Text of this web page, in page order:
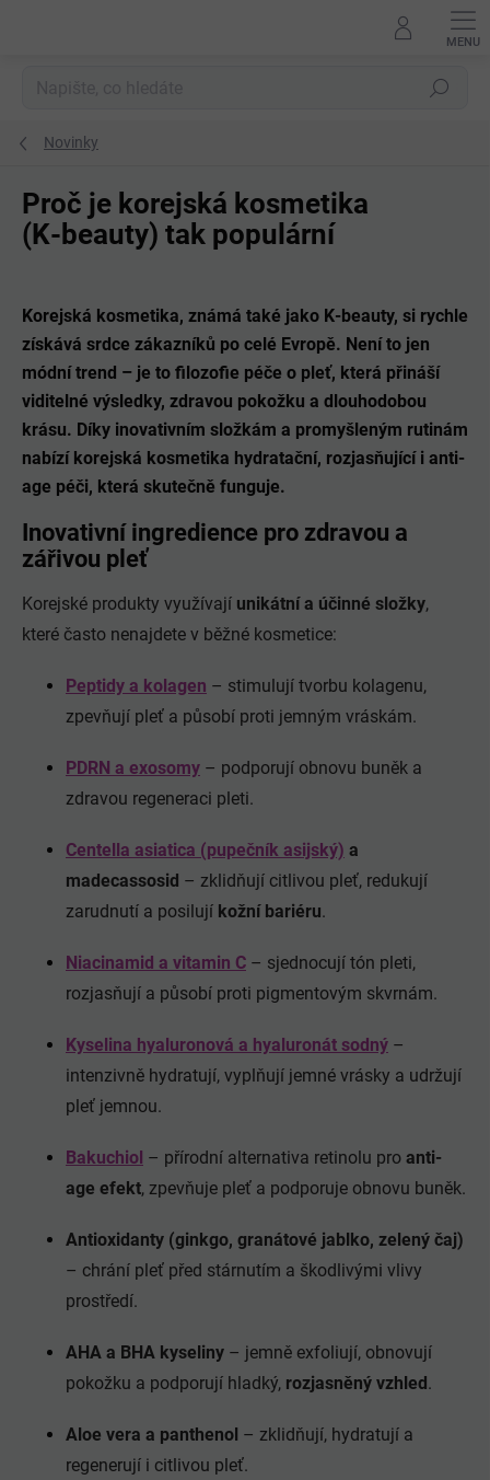
Hledat
Novinky
Proč je korejská kosmetika
(K‑beauty) tak populární
Korejská kosmetika, známá také jako K‑beauty, si rychle
získává srdce zákazníků po celé Evropě. Není to jen
módní trend – je to filozofie péče o pleť, která přináší
viditelné výsledky, zdravou pokožku a dlouhodobou
krásu. Díky inovativním složkám a promyšleným rutinám
nabízí korejská kosmetika hydratační, rozjasňující i anti-
age péči, která skutečně funguje.
Inovativní ingredience pro zdravou a
zářivou pleť
Korejské produkty využívají unikátní a účinné složky,
které často nenajdete v běžné kosmetice:
Peptidy a kolagen – stimulují tvorbu kolagenu,
zpevňují pleť a působí proti jemným vráskám.
PDRN a exosomy – podporují obnovu buněk a
zdravou regeneraci pleti.
Centella asiatica (pupečník asijský) a
madecassosid – zklidňují citlivou pleť, redukují
zarudnutí a posilují kožní bariéru.
Niacinamid a vitamin C – sjednocují tón pleti,
rozjasňují a působí proti pigmentovým skvrnám.
Kyselina hyaluronová a hyaluronát sodný –
intenzivně hydratují, vyplňují jemné vrásky a udržují
pleť jemnou.
Bakuchiol – přírodní alternativa retinolu pro anti-
age efekt, zpevňuje pleť a podporuje obnovu buněk.
Antioxidanty (ginkgo, granátové jablko, zelený čaj)
– chrání pleť před stárnutím a škodlivými vlivy
prostředí.
AHA a BHA kyseliny – jemně exfoliují, obnovují
pokožku a podporují hladký, rozjasněný vzhled.
Aloe vera a panthenol – zklidňují, hydratují a
regenerují i citlivou pleť.